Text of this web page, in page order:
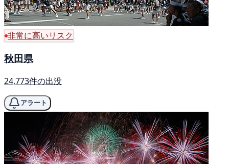
非常に高いリスク
秋田県
24,773件の出没
アラート